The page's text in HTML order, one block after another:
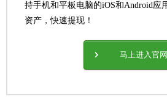
持手机和平板电脑的iOS和Android应
资产，快速提现！
马上进入官网